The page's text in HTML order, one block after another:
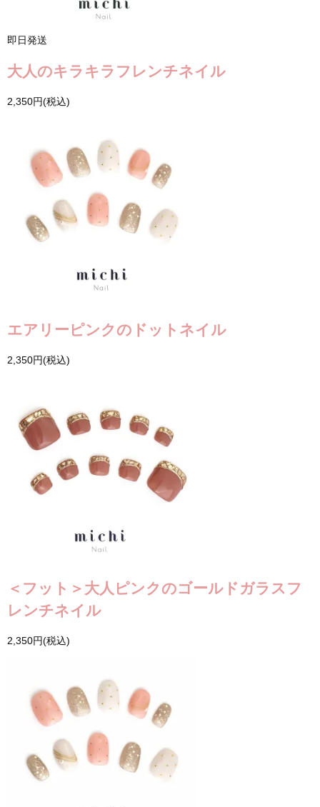
即日発送
大人のキラキラフレンチネイル
2,350円(税込)
エアリーピンクのドットネイル
2,350円(税込)
＜フット＞大人ピンクのゴールドガラスフ
レンチネイル
2,350円(税込)